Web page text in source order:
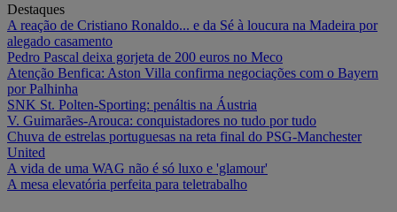
Destaques
A reação de Cristiano Ronaldo... e da Sé à loucura na Madeira por
alegado casamento
Pedro Pascal deixa gorjeta de 200 euros no Meco
Atenção Benfica: Aston Villa confirma negociações com o Bayern
por Palhinha
SNK St. Polten-Sporting: penáltis na Áustria
V. Guimarães-Arouca: conquistadores no tudo por tudo
Chuva de estrelas portuguesas na reta final do PSG-Manchester
United
A vida de uma WAG não é só luxo e 'glamour'
A mesa elevatória perfeita para teletrabalho